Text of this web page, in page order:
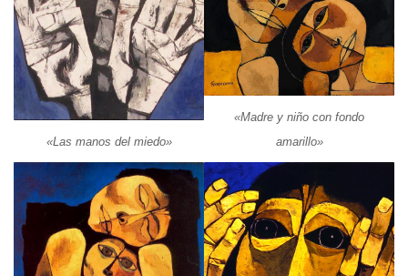
«Las manos del miedo»
«Madre y niño con fondo
amarillo»